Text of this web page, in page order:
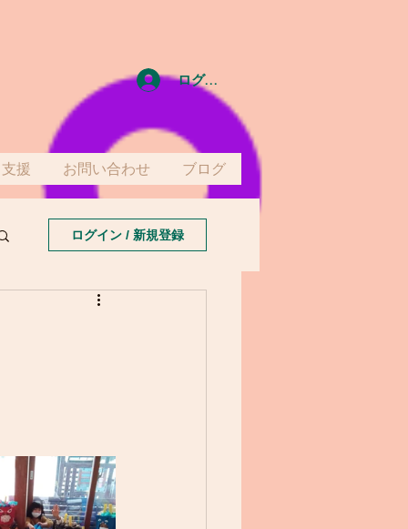
ログイン
援 お問い合わせ ブログ
ログイン / 新規登録